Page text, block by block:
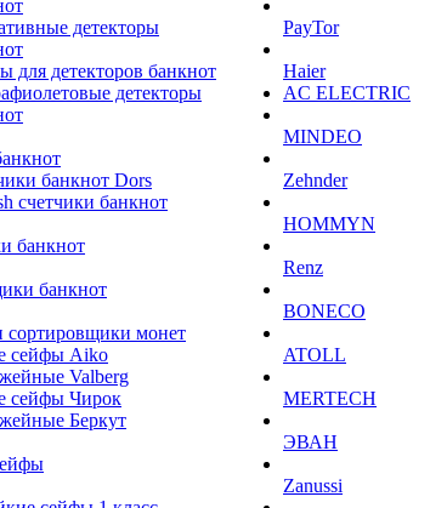
детекторы
для детекторов банкнот
детекторы
банкнот Dors
счетчики банкнот
банкнот
банкнот
сортировщики монет
сейфы Aiko
Valberg
сейфы Чирок
Беркут
PayTor
Haier
AC ELECTRIC
MINDEO
Zehnder
HOMMYN
Renz
BONECO
ATOLL
MERTECH
ЭВАН
Zanussi